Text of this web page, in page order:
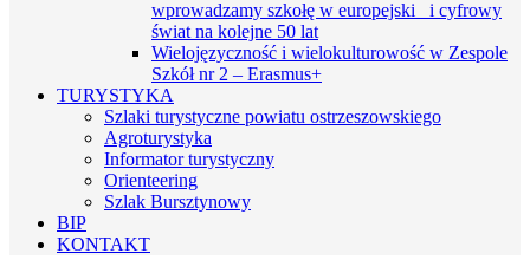
wprowadzamy szkołę w europejski i cyfrowy
świat na kolejne 50 lat
Wielojęzyczność i wielokulturowość w Zespole
Szkół nr 2 – Erasmus+
TURYSTYKA
Szlaki turystyczne powiatu ostrzeszowskiego
Agroturystyka
Informator turystyczny
Orienteering
Szlak Bursztynowy
BIP
KONTAKT